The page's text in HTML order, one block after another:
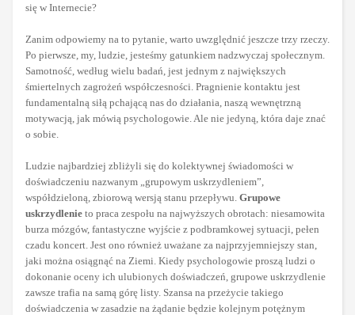
się w Internecie?
Zanim odpowiemy na to pytanie, warto uwzględnić jeszcze trzy rzeczy.
Po pierwsze, my, ludzie, jesteśmy gatunkiem nadzwyczaj społecznym.
Samotność, według wielu badań, jest jednym z największych
śmiertelnych zagrożeń współczesności. Pragnienie kontaktu jest
fundamentalną siłą pchającą nas do działania, naszą wewnętrzną
motywacją, jak mówią psychologowie. Ale nie jedyną, która daje znać
o sobie.
Ludzie najbardziej zbliżyli się do kolektywnej świadomości w
doświadczeniu nazwanym „grupowym uskrzydleniem”,
współdzieloną, zbiorową wersją stanu przepływu. Grupowe
uskrzydlenie to praca zespołu na najwyższych obrotach: niesamowita
burza mózgów, fantastyczne wyjście z podbramkowej sytuacji, pełen
czadu koncert. Jest ono również uważane za najprzyjemniejszy stan,
jaki można osiągnąć na Ziemi. Kiedy psychologowie proszą ludzi o
dokonanie oceny ich ulubionych doświadczeń, grupowe uskrzydlenie
zawsze trafia na samą górę listy. Szansa na przeżycie takiego
doświadczenia w zasadzie na żądanie będzie kolejnym potężnym